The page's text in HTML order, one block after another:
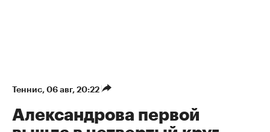
Теннис⁠, 06 авг, 20:22
Александрова первой